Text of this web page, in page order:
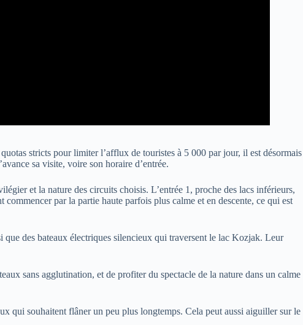
stricts pour limiter l’afflux de touristes à 5 000 par jour, il est désormais
sa visite, voire son horaire d’entrée.
et la nature des circuits choisis. L’entrée 1, proche des lacs inférieurs,
commencer par la partie haute parfois plus calme et en descente, ce qui est
des bateaux électriques silencieux qui traversent le lac Kozjak. Leur
sans agglutination, et de profiter du spectacle de la nature dans un calme
qui souhaitent flâner un peu plus longtemps. Cela peut aussi aiguiller sur le